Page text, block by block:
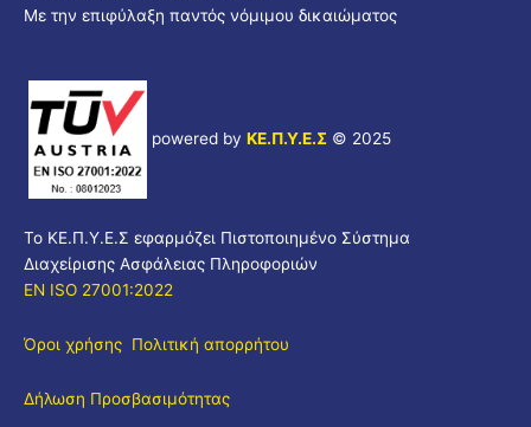
Με την επιφύλαξη παντός νόμιμου δικαιώματος
powered by ΚΕ.Π.Υ.Ε.Σ © 2025
Το ΚΕ.Π.Υ.Ε.Σ εφαρμόζει Πιστοποιημένο Σύστημα
Διαχείρισης Ασφάλειας Πληροφοριών
EN ISO 27001:2022
Όροι χρήσης Πολιτική απορρήτου
Δήλωση Προσβασιμότητας